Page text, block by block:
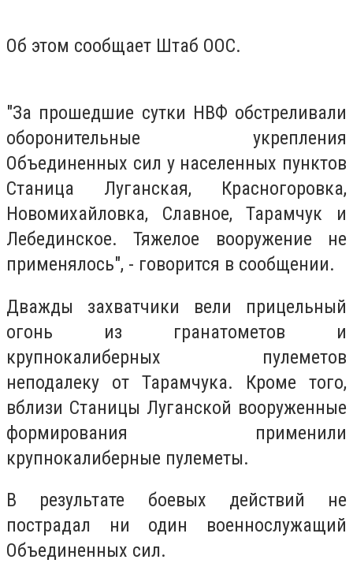
Об этом сообщает Штаб ООС.
"За прошедшие сутки НВФ обстреливали
оборонительные укрепления
Объединенных сил у населенных пунктов
Станица Луганская, Красногоровка,
Новомихайловка, Славное, Тарамчук и
Лебединское. Тяжелое вооружение не
применялось", - говорится в сообщении.
Дважды захватчики вели прицельный
огонь из гранатометов и
крупнокалиберных пулеметов
неподалеку от Тарамчука. Кроме того,
вблизи Станицы Луганской вооруженные
формирования применили
крупнокалиберные пулеметы.
В результате боевых действий не
пострадал ни один военнослужащий
Объединенных сил.